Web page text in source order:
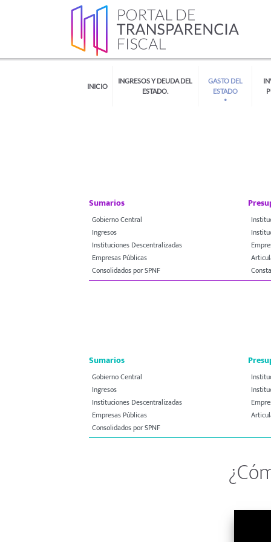
INICIO
INGRESOS Y DEUDA DEL
ESTADO.
GASTO DEL
ESTADO
Sumarios
Gobierno Central
Ingresos
Instituciones Descentralizadas
Empresas Públicas
Consolidados por SPNF
Sumarios
Gobierno Central
Ingresos
Instituciones Descentralizadas
Empresas Públicas
Consolidados por SPNF